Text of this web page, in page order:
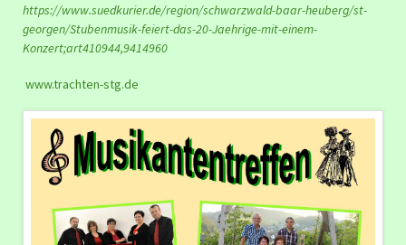
https://www.suedkurier.de/region/schwarzwald-baar-heuberg/st-
georgen/Stubenmusik-feiert-das-20-Jaehrige-mit-einem-
Konzert;art410944,9414960
www.trachten-stg.de